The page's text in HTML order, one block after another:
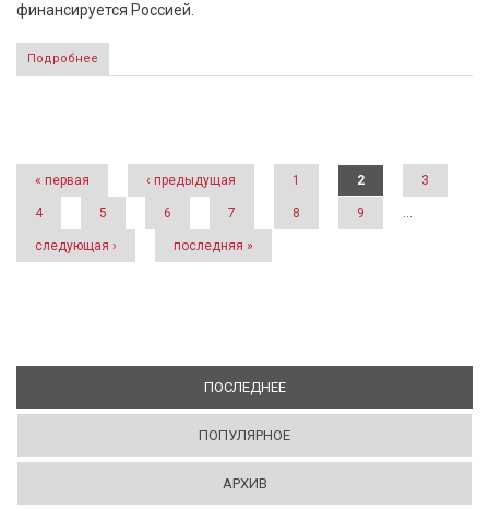
финансируется Россией.
Подробнее
Страницы
« первая ‹ предыдущая 1 2 3
4 5 6 7 8 9 …
следующая › последняя »
ПОСЛЕДНЕЕ(АКТИВНАЯ ВКЛАДКА)
ПОПУЛЯРНОЕ
АРХИВ